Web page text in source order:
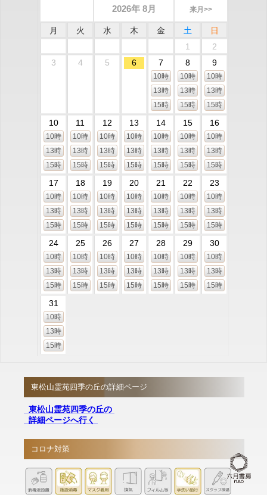
2026年 8月 来月>>
月 火 水 木 金 土
日
1
2
3
4 5 6 7
10時
13時
15時
8
10時
13時
15時
9
10時
13時
15時
10
10時
13時
15時
11
10時
13時
15時
12
10時
13時
15時
13
10時
13時
15時
14
10時
13時
15時
15
10時
13時
15時
16
10時
13時
15時
17
10時
13時
15時
18
10時
13時
15時
19
10時
13時
15時
20
10時
13時
15時
21
10時
13時
15時
22
10時
13時
15時
23
10時
13時
15時
24
10時
13時
15時
25
10時
13時
15時
26
10時
13時
15時
27
10時
13時
15時
28
10時
13時
15時
29
10時
13時
15時
30
10時
13時
15時
31
10時
13時
15時
東松山霊苑四季の丘の詳細ページ
東松山霊苑四季の丘の
詳細ページへ行く
コロナ対策